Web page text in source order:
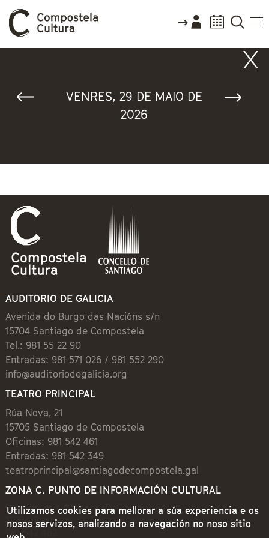
VENRES, 29 DE MAIO DE
2026
AUDITORIO DE GALICIA
Avenida do Burgo das Nacións s/n
15704 Santiago de Compostela
Tel.: 981 55 22 90
Entradas: 981 571 026 / 981 552 290
info@auditoriodegalicia.org
TEATRO PRINCIPAL
Rúa Nova, 21
15705 Santiago de Compostela
Oficinas: 981 542 461
Entradas: 981 542 349
teatroprincipal@santiagodecompostela.gal
ZONA C. PUNTO DE INFORMACIÓN CULTURAL
Preguntoiro, 1 (Praza de Cervantes)
15704 Santiago de Compostela
981 542 462
Utilizamos cookies para mellorar a súa experiencia e os
nosos servizos, analizando a navegación no noso sitio